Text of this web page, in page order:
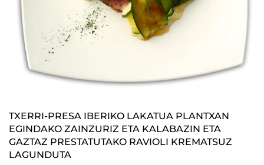
TXERRI-PRESA IBERIKO LAKATUA PLANTXAN
EGINDAKO ZAINZURIZ ETA KALABAZIN ETA
GAZTAZ PRESTATUTAKO RAVIOLI KREMATSUZ
LAGUNDUTA